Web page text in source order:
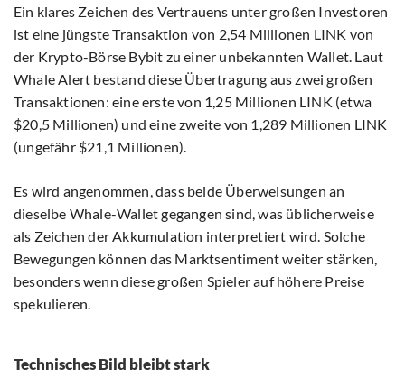
Ein klares Zeichen des Vertrauens unter großen Investoren
ist eine jüngste Transaktion von 2,54 Millionen LINK von
der Krypto-Börse Bybit zu einer unbekannten Wallet. Laut
Whale Alert bestand diese Übertragung aus zwei großen
Transaktionen: eine erste von 1,25 Millionen LINK (etwa
$20,5 Millionen) und eine zweite von 1,289 Millionen LINK
(ungefähr $21,1 Millionen).
Es wird angenommen, dass beide Überweisungen an
dieselbe Whale-Wallet gegangen sind, was üblicherweise
als Zeichen der Akkumulation interpretiert wird. Solche
Bewegungen können das Marktsentiment weiter stärken,
besonders wenn diese großen Spieler auf höhere Preise
spekulieren.
Technisches Bild bleibt stark